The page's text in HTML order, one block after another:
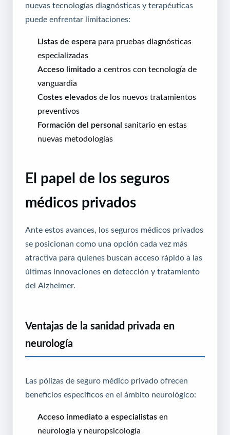
nuevas tecnologías diagnósticas y terapéuticas
puede enfrentar limitaciones:
Listas de espera para pruebas diagnósticas
especializadas
Acceso limitado a centros con tecnología de
vanguardia
Costes elevados de los nuevos tratamientos
preventivos
Formación del personal sanitario en estas
nuevas metodologías
El papel de los seguros
médicos privados
Ante estos avances, los seguros médicos privados
se posicionan como una opción cada vez más
atractiva para quienes buscan acceso rápido a las
últimas innovaciones en detección y tratamiento
del Alzheimer.
Ventajas de la sanidad privada en
neurología
Las pólizas de seguro médico privado ofrecen
beneficios específicos en el ámbito neurológico:
Acceso inmediato a especialistas en
neurología y neuropsicología